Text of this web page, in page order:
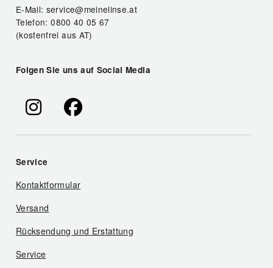
E-Mail: service@meinelinse.at
Telefon: 0800 40 05 67
(kostenfrei aus AT)
Folgen Sie uns auf Social Media
Service
Kontaktformular
Versand
Rücksendung und Erstattung
Service